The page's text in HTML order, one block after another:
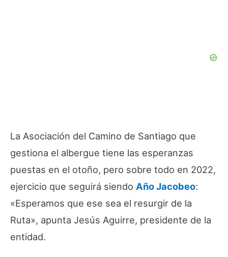
La Asociación del Camino de Santiago que
gestiona el albergue tiene las esperanzas
puestas en el otoño, pero sobre todo en 2022,
ejercicio que seguirá siendo Año Jacobeo:
«Esperamos que ese sea el resurgir de la
Ruta», apunta Jesús Aguirre, presidente de la
entidad.